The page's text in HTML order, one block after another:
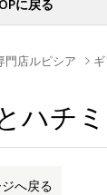
に戻る
門店ルピシア
ハチ
へ戻る